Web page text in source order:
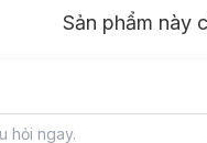
Sản phẩm này